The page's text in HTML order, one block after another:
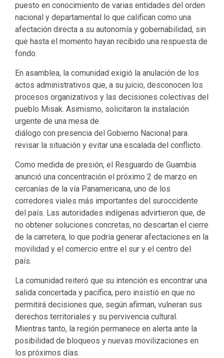
puesto en conocimiento de varias entidades del orden
nacional y departamental lo que califican como una
afectación directa a su autonomía y gobernabilidad, sin
que hasta el momento hayan recibido una respuesta de
fondo.
En asamblea, la comunidad exigió la anulación de los
actos administrativos que, a su juicio, desconocen los
procesos organizativos y las decisiones colectivas del
pueblo Misak. Asimismo, solicitaron la instalación
urgente de una mesa de
diálogo con presencia del Gobierno Nacional para
revisar la situación y evitar una escalada del conflicto.
Como medida de presión, el Resguardo de Guambia
anunció una concentración el próximo 2 de marzo en
cercanías de la vía Panamericana, uno de los
corredores viales más importantes del suroccidente
del país. Las autoridades indígenas advirtieron que, de
no obtener soluciones concretas, no descartan el cierre
de la carretera, lo que podría generar afectaciones en la
movilidad y el comercio entre el sur y el centro del
país.
La comunidad reiteró que su intención es encontrar una
salida concertada y pacífica, pero insistió en que no
permitirá decisiones que, según afirman, vulneran sus
derechos territoriales y su pervivencia cultural.
Mientras tanto, la región permanece en alerta ante la
posibilidad de bloqueos y nuevas movilizaciones en
los próximos días.